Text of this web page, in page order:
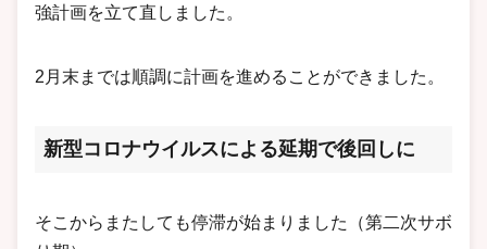
強計画を立て直しました。
2月末までは順調に計画を進めることができました。
新型コロナウイルスによる延期で後回しに
そこからまたしても停滞が始まりました（第二次サボ